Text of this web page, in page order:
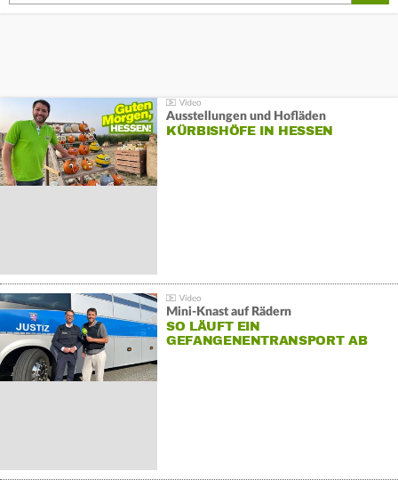
Ausstellungen und Hofläden
KÜRBISHÖFE IN HESSEN
Mini-Knast auf Rädern
SO LÄUFT EIN
GEFANGENENTRANSPORT AB